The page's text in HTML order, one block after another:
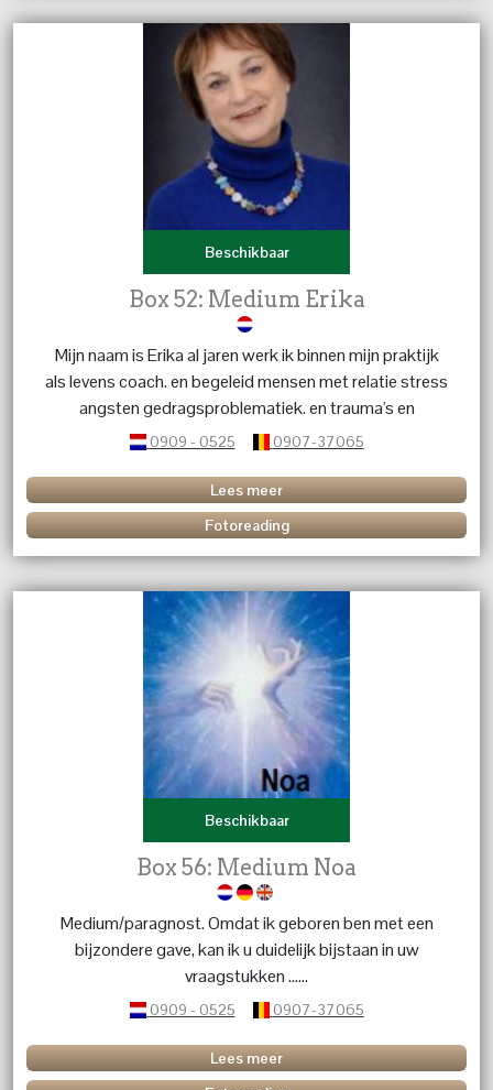
Beschikbaar
Box 52: Medium Erika
Mijn naam is Erika al jaren werk ik binnen mijn praktijk
als levens coach. en begeleid mensen met relatie stress
angsten gedragsproblematiek. en trauma's en
karmische relaties. geef energetische behandelingen dit
vragen over een betekenis van een kristal of edelsteen
bel me dan.
0909 - 0525 0907-37065
Lees meer
Fotoreading
Beschikbaar
Box 56: Medium Noa
Medium/paragnost. Omdat ik geboren ben met een
bijzondere gave, kan ik u duidelijk bijstaan in uw
vraagstukken ......
0909 - 0525 0907-37065
Lees meer